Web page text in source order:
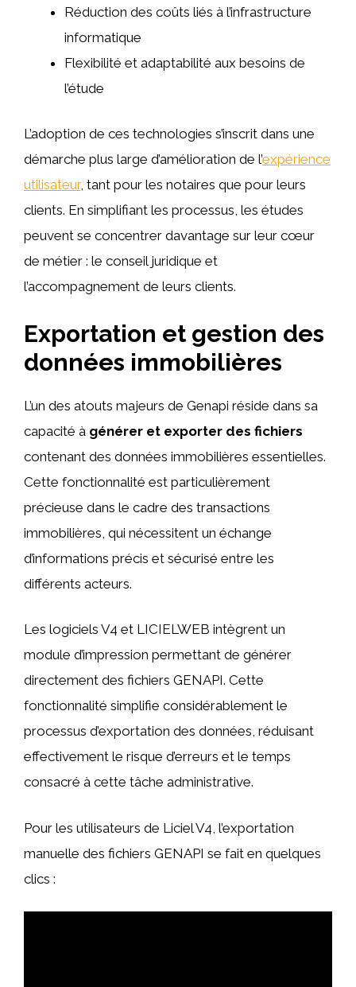
Réduction des coûts liés à l’infrastructure
informatique
Flexibilité et adaptabilité aux besoins de
l’étude
L’adoption de ces technologies s’inscrit dans une
démarche plus large d’amélioration de l’expérience
utilisateur, tant pour les notaires que pour leurs
clients. En simplifiant les processus, les études
peuvent se concentrer davantage sur leur cœur
de métier : le conseil juridique et
l’accompagnement de leurs clients.
Exportation et gestion des
données immobilières
L’un des atouts majeurs de Genapi réside dans sa
capacité à générer et exporter des fichiers
contenant des données immobilières essentielles.
Cette fonctionnalité est particulièrement
précieuse dans le cadre des transactions
immobilières, qui nécessitent un échange
d’informations précis et sécurisé entre les
différents acteurs.
Les logiciels V4 et LICIELWEB intègrent un
module d’impression permettant de générer
directement des fichiers GENAPI. Cette
fonctionnalité simplifie considérablement le
processus d’exportation des données, réduisant
effectivement le risque d’erreurs et le temps
consacré à cette tâche administrative.
Pour les utilisateurs de Liciel V4, l’exportation
manuelle des fichiers GENAPI se fait en quelques
clics :